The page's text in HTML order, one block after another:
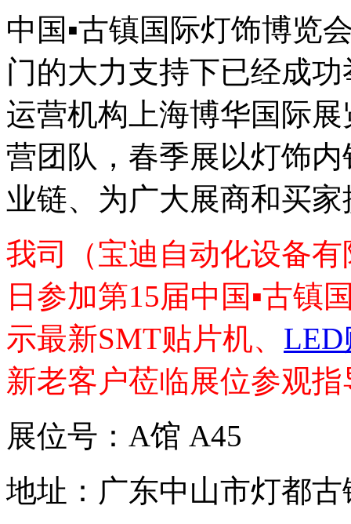
中国▪古镇国际灯饰博览
门的大力支持下已经成
运营机构上海博华国际
营团队，春季展以灯饰
业链、为广大展商和买
我司（宝迪自动化设备
日参加第15届中国▪古镇
示最新SMT贴片机、
新老客户莅临展位参观
展位号：A馆 A45
地址：广东中山市灯都